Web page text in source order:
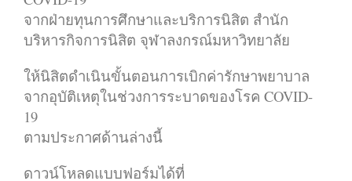
จากฝ่ายทุนการศึกษาและบริการนิสิต สำนัก
บริหารกิจการนิสิต จุฬาลงกรณ์มหาวิทยาลัย
ให้นิสิตดำเนินขั้นตอนการเบิกค่ารักษาพยาบาล
จากอุบัติเหตุในช่วงการระบาดของโรค COVID-
19
ตามประกาศด้านล่างนี้
ดาวน์โหลดแบบฟอร์มได้ที่